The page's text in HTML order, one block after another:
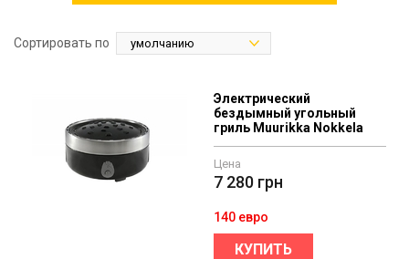
Сортировать по
Электрический
бездымный угольный
гриль Muurikka Nokkela
Цена
7 280 грн
140 евро
КУПИТЬ